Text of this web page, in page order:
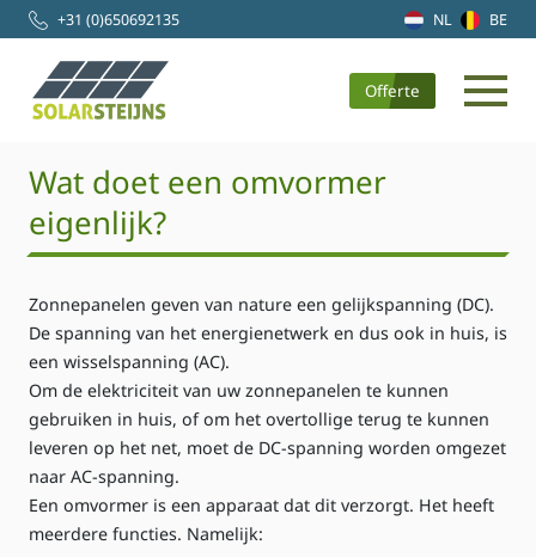
+31 (0)650692135 NL BE
Offerte
Wat doet een omvormer
eigenlijk?
Zonnepanelen geven van nature een gelijkspanning (DC).
De spanning van het energienetwerk en dus ook in huis, is
een wisselspanning (AC).
Om de elektriciteit van uw zonnepanelen te kunnen
gebruiken in huis, of om het overtollige terug te kunnen
leveren op het net, moet de DC-spanning worden omgezet
naar AC-spanning.
Een omvormer is een apparaat dat dit verzorgt. Het heeft
meerdere functies. Namelijk: